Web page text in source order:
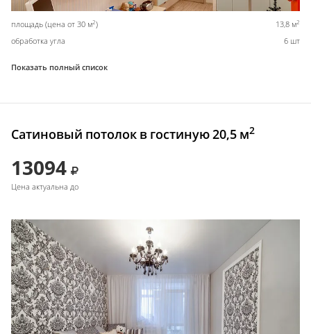
площадь (цена от 30 м2) 13,8 м2
обработка угла 6 шт
Показать полный список
Сатиновый потолок в гостиную 20,5 м2
13094
Цена актуальна до